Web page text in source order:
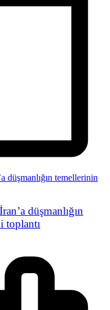
düşmanlığın
toplantı